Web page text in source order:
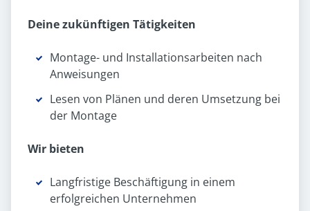
Deine zukünftigen Tätigkeiten
Montage- und Installationsarbeiten nach
Anweisungen
Lesen von Plänen und deren Umsetzung bei
der Montage
Wir bieten
Langfristige Beschäftigung in einem
erfolgreichen Unternehmen